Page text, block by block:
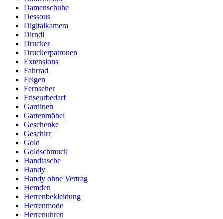
Damenschuhe
Dessous
Digitalkamera
Dirndl
Drucker
Druckerpatronen
Extensions
Fahrrad
Felgen
Fernseher
Friseurbedarf
Gardinen
Gartenmöbel
Geschenke
Geschirr
Gold
Goldschmuck
Handtasche
Handy
Handy ohne Vertrag
Hemden
Herrenbekleidung
Herrenmode
Herrenuhren